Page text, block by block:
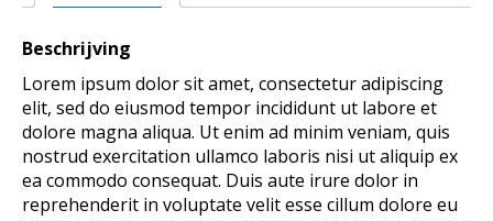
arm
Beschrijving
Lorem ipsum dolor sit amet, consectetur adipiscing
elit, sed do eiusmod tempor incididunt ut labore et
dolore magna aliqua. Ut enim ad minim veniam, quis
nostrud exercitation ullamco laboris nisi ut aliquip ex
ea commodo consequat. Duis aute irure dolor in
reprehenderit in voluptate velit esse cillum dolore eu